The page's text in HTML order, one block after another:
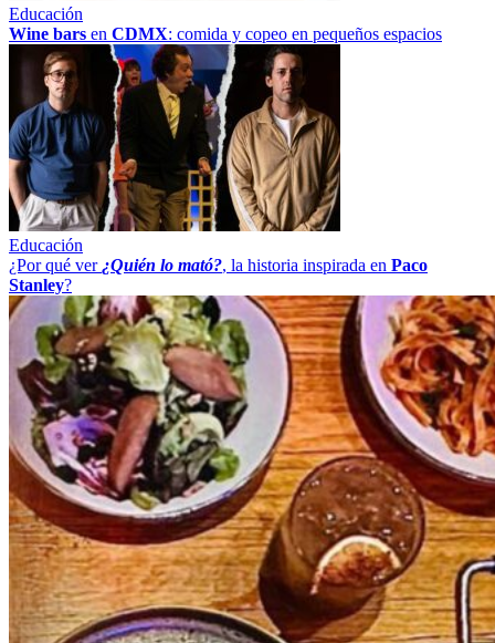
Educación
Wine bars en CDMX: comida y copeo en pequeños espacios
Educación
¿Por qué ver ¿Quién lo mató?, la historia inspirada en Paco
Stanley?